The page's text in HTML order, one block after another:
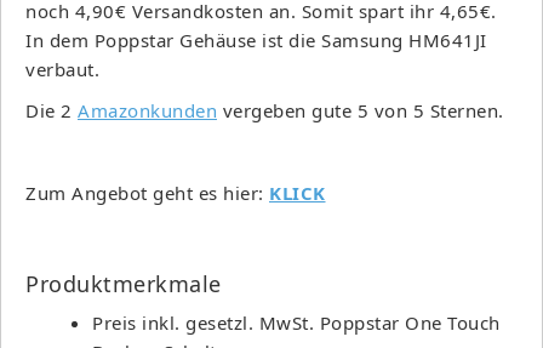
noch 4,90€ Versandkosten an. Somit spart ihr 4,65€.
In dem Poppstar Gehäuse ist die Samsung HM641JI
verbaut.
Die 2 Amazonkunden vergeben gute 5 von 5 Sternen.
Zum Angebot geht es hier: KLICK
Produktmerkmale
Preis inkl. gesetzl. MwSt. Poppstar One Touch